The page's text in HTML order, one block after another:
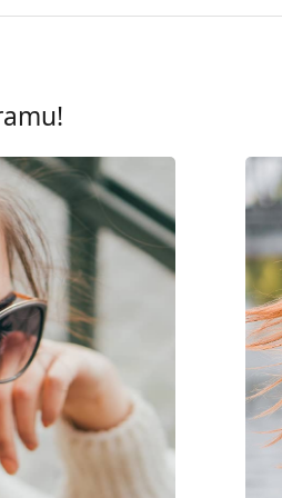
49 mm
Okrugle
Bijela
Plastika
M
133 mm
140 mm
21 mm
45 g
Da